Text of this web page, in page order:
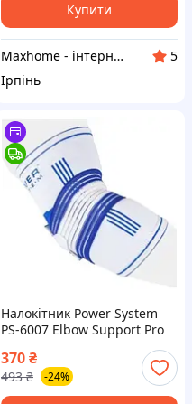
Купити
Maxhome - інтернет магазин
5
Ірпінь
Налокітник Power System
PS-6007 Elbow Support Pro
370₴
493 ₴ -24%